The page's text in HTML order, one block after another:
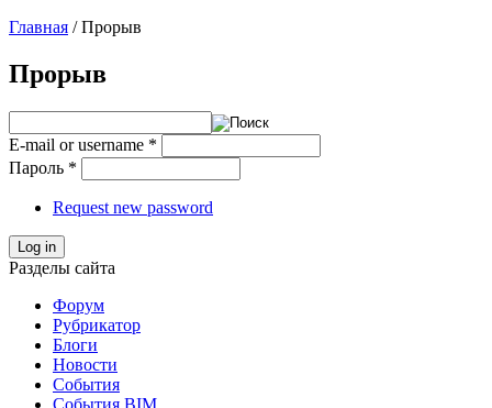
Главная / Прорыв
Прорыв
E-mail or username *
Пароль *
Request new password
Log in
Разделы сайта
Форум
Рубрикатор
Блоги
Новости
События
События BIM